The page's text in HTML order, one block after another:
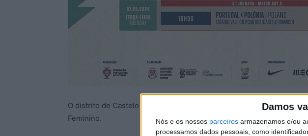
Damos
Nós e os nossos parceiros armazenamos e/ou
processamos dados pessoais, como
O distrito de Castelo Branco recebe até 7 de maio, o Torneio de
Feminino.